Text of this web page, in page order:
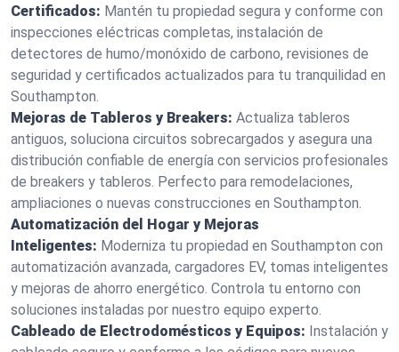
Certificados: Mantén tu propiedad segura y conforme con
inspecciones eléctricas completas, instalación de
detectores de humo/monóxido de carbono, revisiones de
seguridad y certificados actualizados para tu tranquilidad en
Southampton.
Mejoras de Tableros y Breakers: Actualiza tableros
antiguos, soluciona circuitos sobrecargados y asegura una
distribución confiable de energía con servicios profesionales
de breakers y tableros. Perfecto para remodelaciones,
ampliaciones o nuevas construcciones en Southampton.
Automatización del Hogar y Mejoras
Inteligentes: Moderniza tu propiedad en Southampton con
automatización avanzada, cargadores EV, tomas inteligentes
y mejoras de ahorro energético. Controla tu entorno con
soluciones instaladas por nuestro equipo experto.
Cableado de Electrodomésticos y Equipos: Instalación y